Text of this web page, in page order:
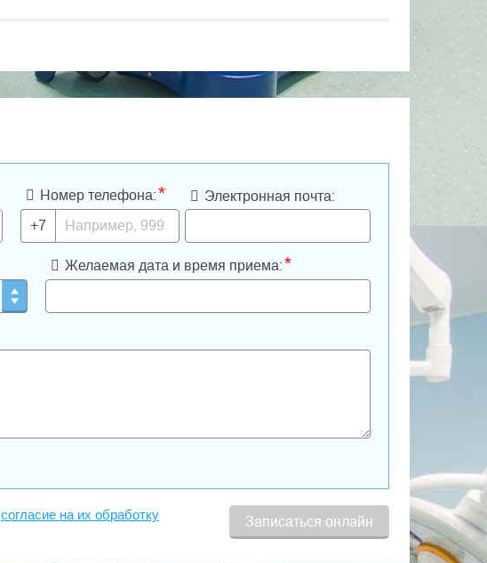
Номер телефона:*
+7
Электронная почта:
Желаемая дата и время приема:*
согласие на их обработку